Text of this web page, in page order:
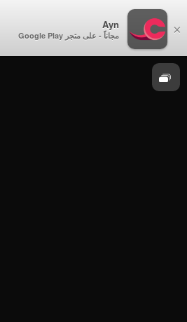
×
Ayn
مجاناً - على متجر Google Play
الصف الثالث
العلوم